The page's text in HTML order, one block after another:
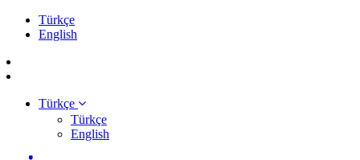
Türkçe
English
Türkçe
Türkçe
English